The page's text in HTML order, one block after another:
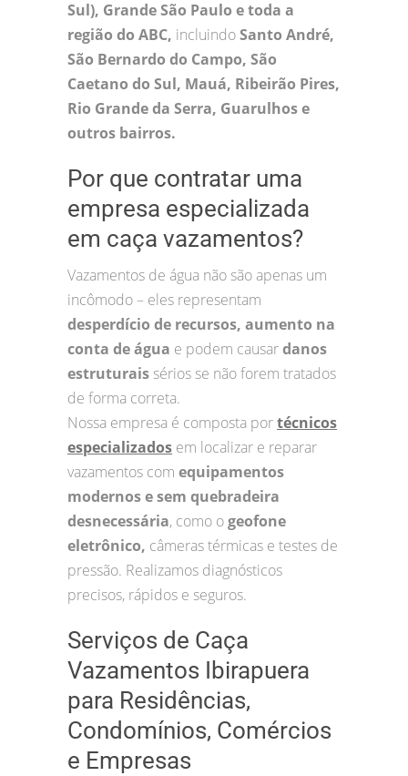
Sul), Grande São Paulo e toda a
região do ABC, incluindoSanto André,
São Bernardo do Campo, São
Caetano do Sul, Mauá, Ribeirão Pires,
Rio Grande da Serra, Guarulhos e
outros bairros.
Por que contratar uma
empresa especializada
em caça vazamentos?
Vazamentos de água não são apenas um
incômodo – eles representam
desperdício de recursos, aumento na
conta de água e podem causardanos
estruturais sérios se não forem tratados
de forma correta.
Nossa empresa é composta portécnicos
especializados em localizar e reparar
vazamentos com equipamentos
modernos e sem quebradeira
desnecessária, como ogeofone
eletrônico, câmeras térmicas e testes de
pressão. Realizamos diagnósticos
precisos, rápidos e seguros.
Serviços de Caça
Vazamentos Ibirapuera
para Residências,
Condomínios, Comércios
e Empresas